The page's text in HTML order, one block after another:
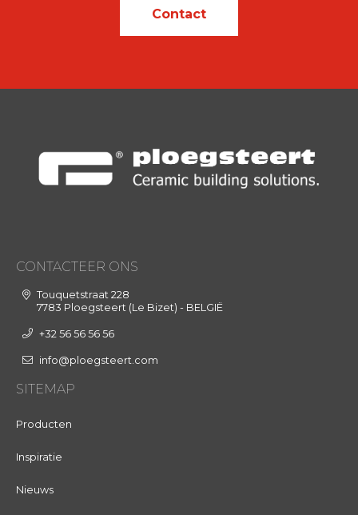
Contact
CONTACTEER ONS
Touquetstraat 228
7783 Ploegsteert (Le Bizet) - BELGIË
+32 56 56 56 56
info@ploegsteert.com
SITEMAP
Producten
Inspiratie
Nieuws